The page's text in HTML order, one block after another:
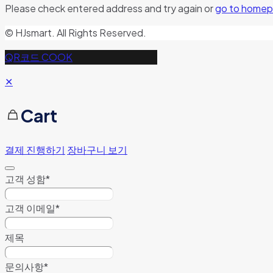
Please check entered address and try again orgo to
© HJsmart. All Rights Reserved.
QR코드 COOK
✕
Cart
결제 진행하기 장바구니 보기
고객 성함*
고객 이메일*
제목
문의사항*